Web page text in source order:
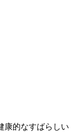
康的なすばらしい